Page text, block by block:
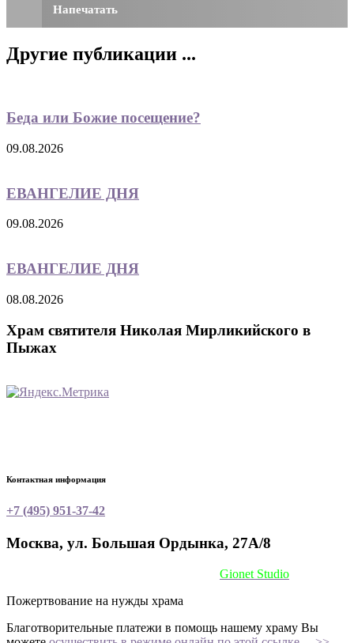
Напечатать
Другие публикации ...
Беда или Божие посещение?
09.08.2026
ЕВАНГЕЛИЕ ДНЯ
09.08.2026
ЕВАНГЕЛИЕ ДНЯ
08.08.2026
Храм святителя Николая Мирликийского в
Пыжах
Контактная информация
+7 (495) 951-37-42
Москва, ул. Большая Ордынка, 27А/8
Gionet Studio
Пожертвование на нужды храма
Благотворительные платежи в помощь нашему храму Вы